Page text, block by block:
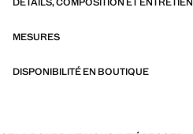
MESURES
DISPONIBILITÉ EN BOUTIQUE